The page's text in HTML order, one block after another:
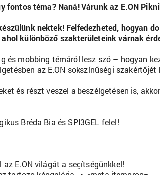
fontos téma? Naná! Várunk az E.ON
nektek! Felfedezheted, hogyan
különböző szakterületeink várnak
és mobbing témáról lesz szó – hogyan
az E.ON sokszínűségi
és részt veszel a beszélgetésen is,
Bréda Bia és SPI3GEL felel!
E.ON világát a segítségünkkel!